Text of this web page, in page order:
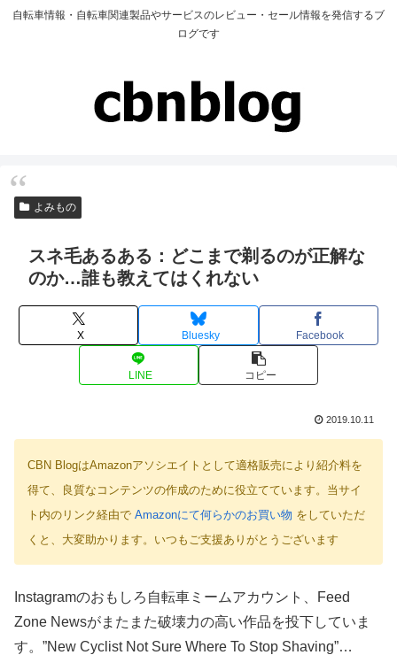
自転車情報・自転車関連製品やサービスのレビュー・セール情報を発信するブ
ログです
よみもの
スネ毛あるある：どこまで剃るのが正解な
のか…誰も教えてはくれない
X Bluesky Facebook
LINE コピー
2019.10.11
CBN BlogはAmazonアソシエイトとして適格販売により紹介料を
得て、良質なコンテンツの作成のために役立てています。当サイ
ト内のリンク経由で Amazonにて何らかのお買い物 をしていただ
くと、大変助かります。いつもご支援ありがとうございます
Instagramのおもしろ自転車ミームアカウント、Feed
Zone Newsがまたまた破壊力の高い作品を投下していま
す。”New Cyclist Not Sure Where To Stop Shaving”…